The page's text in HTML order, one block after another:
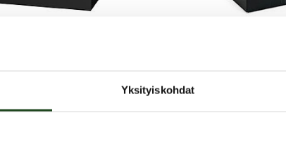
Yksityiskohdat
36 kpl
Lateksiton kondomi on
pehmeä, mutta silti kestävä ja
Extra Safe -